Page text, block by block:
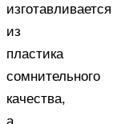
изготавливается
из
пластика
сомнительного
качества,